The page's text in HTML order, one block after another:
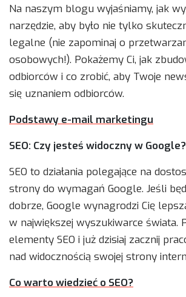
Na naszym blogu wyjaśniamy, jak
narzędzie, aby było nie tylko
legalne (nie zapominaj o
osobowych!). Pokażemy Ci, jak
odbiorców i co zrobić, aby Twoje
się uznaniem odbiorców.
Podstawy e-mail marketingu
SEO: Czy jesteś widoczny w Google?
SEO to działania polegające na
strony do wymagań Google. Jeśli
dobrze, Google wynagrodzi Cię
w największej wyszukiwarce świata.
elementy SEO i już dzisiaj zacznij
nad widocznością swojej strony
Co warto wiedzieć o SEO?